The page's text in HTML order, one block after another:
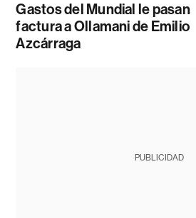
Gastos del Mundial le pasan
factura a Ollamani de Emilio
Azcárraga
PUBLICIDAD